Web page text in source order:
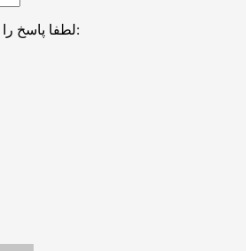
لطفا پاسخ را به عدد انگلیسی وارد کنید: